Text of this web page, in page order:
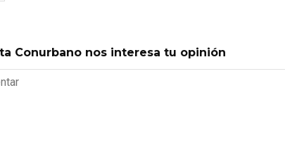
Conurbano nos interesa tu opinión